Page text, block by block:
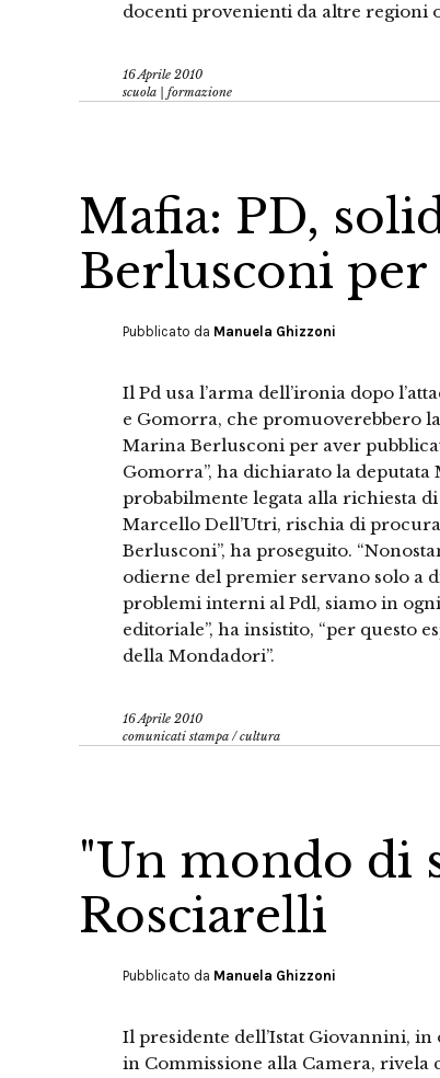
docenti provenienti da altre regioni
16 Aprile 2010
scuola | formazione
Mafia: PD,
Berlusconi
Pubblicato da Manuela Ghizzoni
Il Pd usa l’arma dell’ironia dopo
e Gomorra, che promuoverebbero
Marina Berlusconi per aver
Gomorra”, ha dichiarato la deputata
probabilmente legata alla richiesta
Marcello Dell’Utri, rischia di
Berlusconi”, ha proseguito.
odierne del premier servano solo a
problemi interni al Pdl, siamo in
editoriale”, ha insistito, “per questo
della Mondadori”.
16 Aprile 2010
comunicati stampa /cultura
"Un mondo di
Rosciarelli
Pubblicato da Manuela Ghizzoni
Il presidente dell’Istat Giovannini,
in Commissione alla Camera, rivela